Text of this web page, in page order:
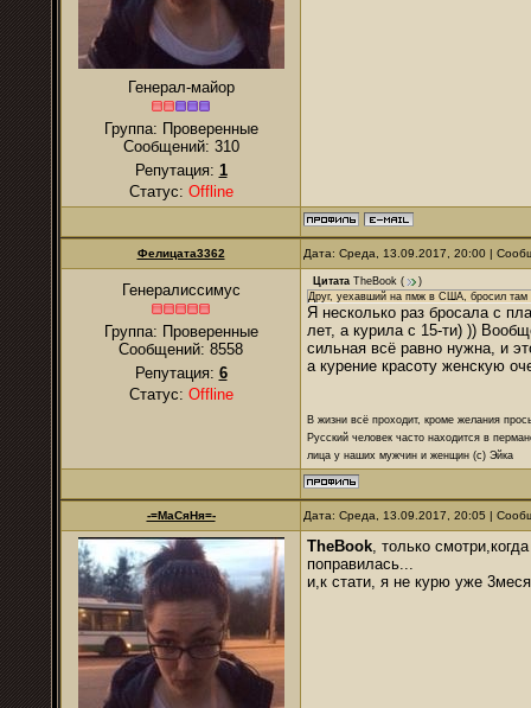
Генерал-майор
Группа: Проверенные
Сообщений: 310
Репутация: 1
Статус: Offline
Фелицата3362 Дата: Среда, 13.09.2017, 20:00 |
Генералиссимус
Группа: Проверенные
Сообщений: 8558
Репутация: 6
Статус: Offline
Цитата TheBook (
)
Друг, уехавший на пмж в США, бросил там
Я несколько раз бросала с
лет, а курила с 15-ти) ))
сильная всё равно нужна, и
а курение красоту женскую
В жизни всё проходит, кроме желания
Русский человек часто находится в
лица у наших мужчин и женщин (с) Эйка
-=МаСяНя=- Дата: Среда, 13.09.2017, 20:05 |
TheBook, только
поправилась...
и,к стати, я не курю уже